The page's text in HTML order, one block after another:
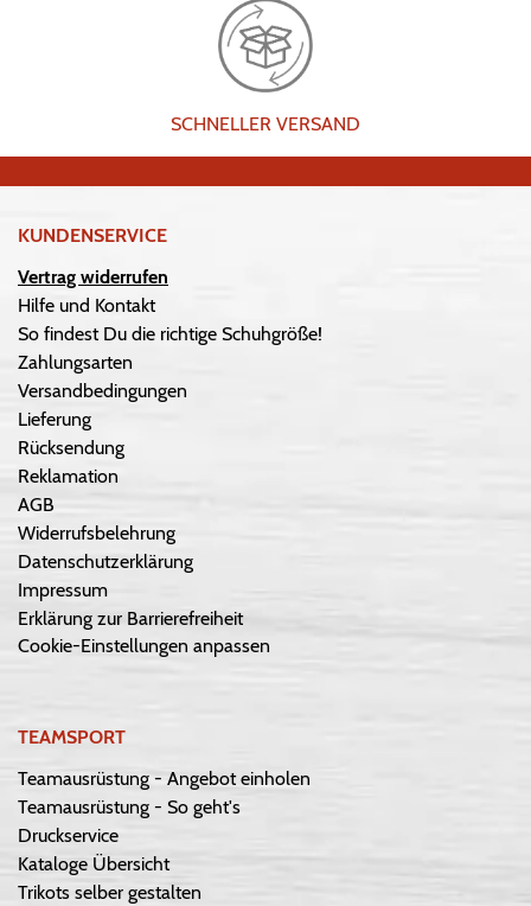
SCHNELLER VERSAND
KUNDENSERVICE
Vertrag widerrufen
Hilfe und Kontakt
So findest Du die richtige Schuhgröße!
Zahlungsarten
Versandbedingungen
Lieferung
Rücksendung
Reklamation
AGB
Widerrufsbelehrung
Datenschutzerklärung
Impressum
Erklärung zur Barrierefreiheit
Cookie-Einstellungen anpassen
TEAMSPORT
Teamausrüstung - Angebot einholen
Teamausrüstung - So geht's
Druckservice
Kataloge Übersicht
Trikots selber gestalten